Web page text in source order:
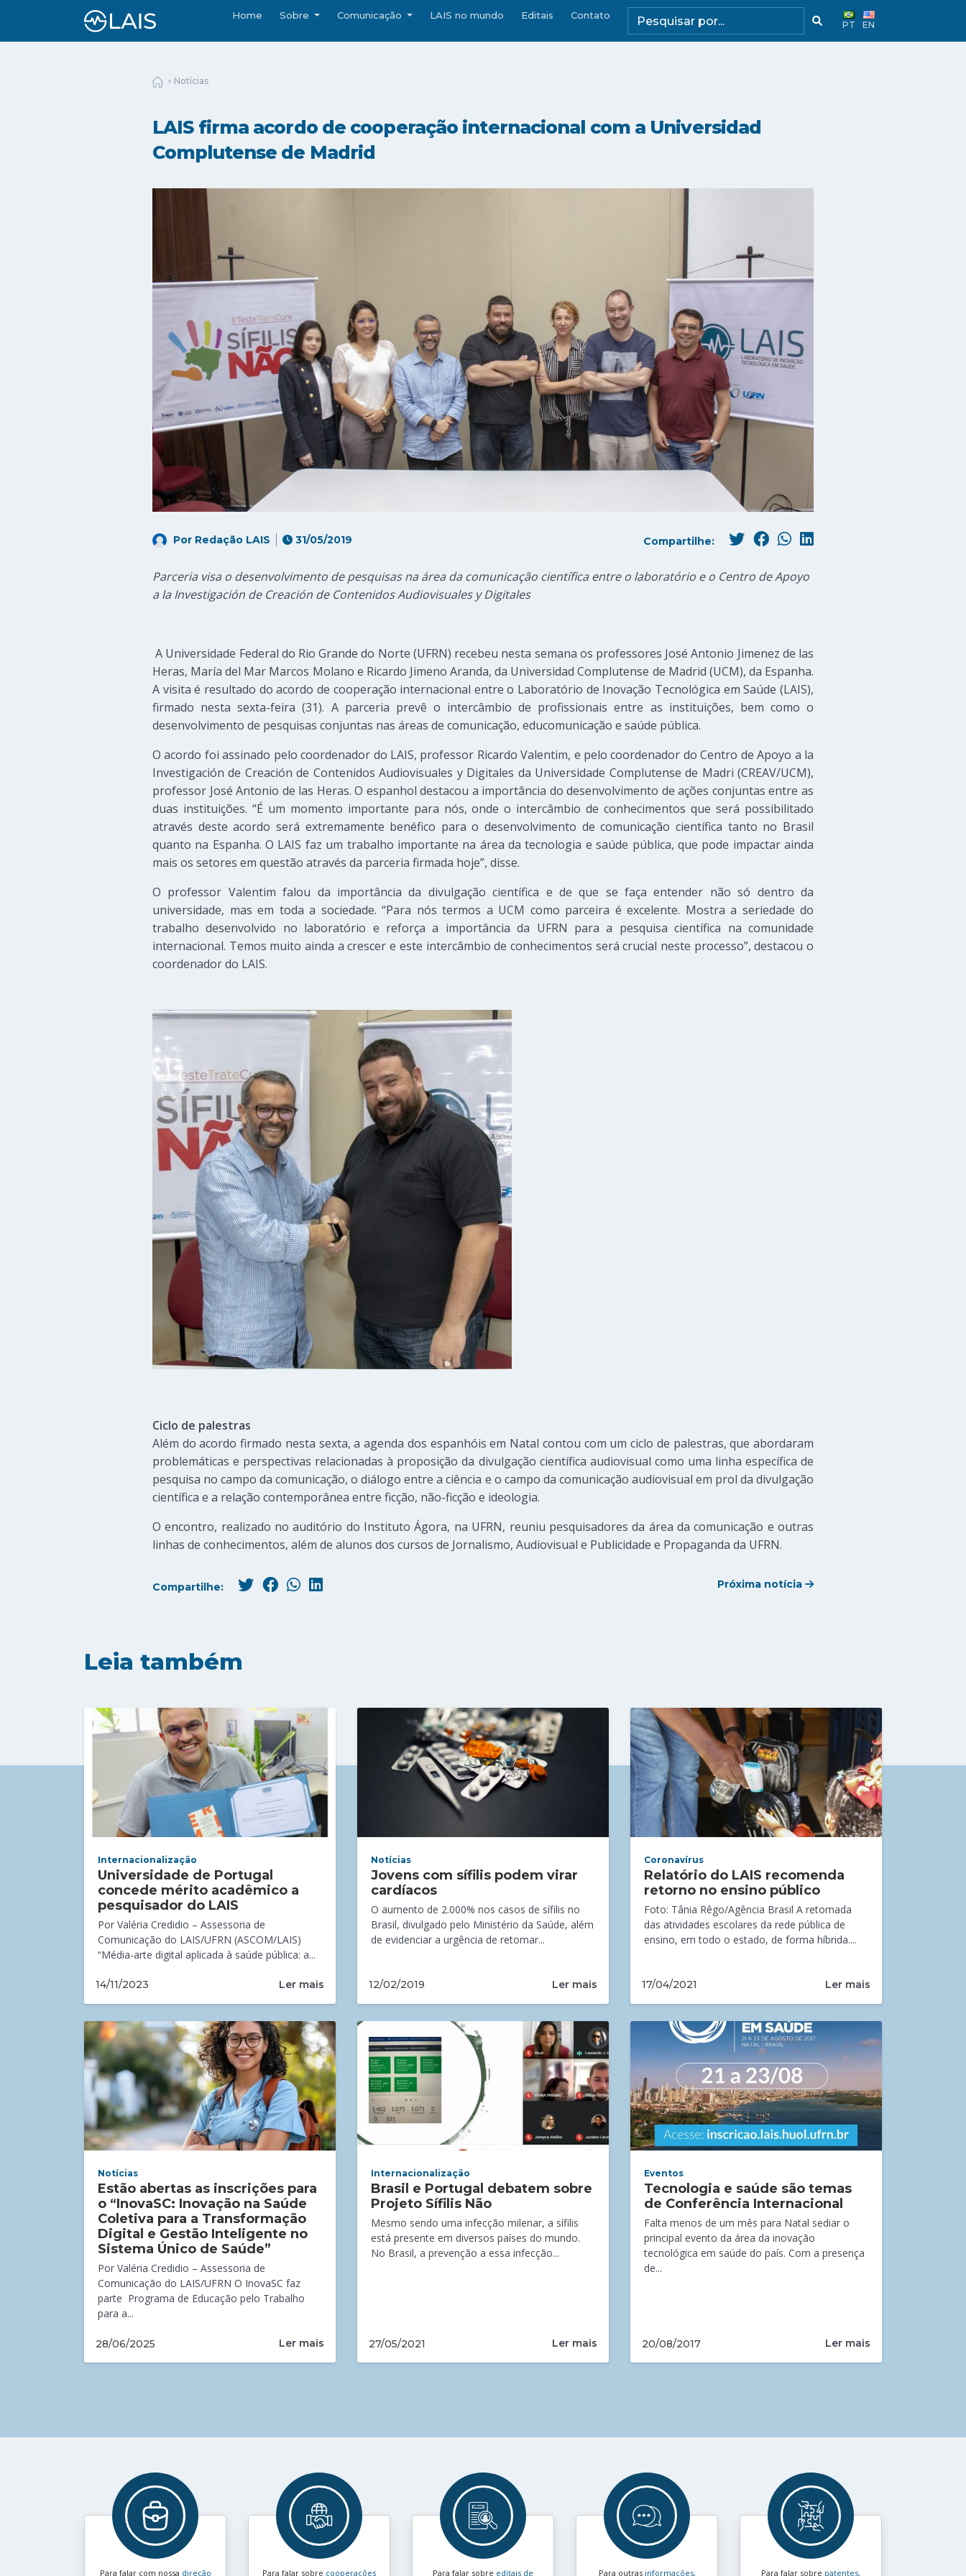
Home Sobre Comunicação LAIS no mundo Editais Contato
PT EN
Notícias
LAIS firma acordo de cooperação internacional com a Universidad
Complutense de Madrid
Por Redação LAIS 31/05/2019 Compartilhe:
Parceria visa o desenvolvimento de pesquisas na área da comunicação científica entre o laboratório e o Centro de Apoyo
a la Investigación de Creación de Contenidos Audiovisuales y Digitales
A Universidade Federal do Rio Grande do Norte (UFRN) recebeu nesta semana os professores José Antonio Jimenez de las
Heras, María del Mar Marcos Molano e Ricardo Jimeno Aranda, da Universidad Complutense de Madrid (UCM), da Espanha.
A visita é resultado do acordo de cooperação internacional entre o Laboratório de Inovação Tecnológica em Saúde (LAIS),
firmado nesta sexta-feira (31). A parceria prevê o intercâmbio de profissionais entre as instituições, bem como o
desenvolvimento de pesquisas conjuntas nas áreas de comunicação, educomunicação e saúde pública.
O acordo foi assinado pelo coordenador do LAIS, professor Ricardo Valentim, e pelo coordenador do Centro de Apoyo a la
Investigación de Creación de Contenidos Audiovisuales y Digitales da Universidade Complutense de Madri (CREAV/UCM),
professor José Antonio de las Heras. O espanhol destacou a importância do desenvolvimento de ações conjuntas entre as
duas instituições. “É um momento importante para nós, onde o intercâmbio de conhecimentos que será possibilitado
através deste acordo será extremamente benéfico para o desenvolvimento de comunicação científica tanto no Brasil
quanto na Espanha. O LAIS faz um trabalho importante na área da tecnologia e saúde pública, que pode impactar ainda
mais os setores em questão através da parceria firmada hoje”, disse.
O professor Valentim falou da importância da divulgação científica e de que se faça entender não só dentro da
universidade, mas em toda a sociedade. “Para nós termos a UCM como parceira é excelente. Mostra a seriedade do
trabalho desenvolvido no laboratório e reforça a importância da UFRN para a pesquisa científica na comunidade
internacional. Temos muito ainda a crescer e este intercâmbio de conhecimentos será crucial neste processo”, destacou o
coordenador do LAIS.
Ciclo de palestras
Além do acordo firmado nesta sexta, a agenda dos espanhóis em Natal contou com um ciclo de palestras, que abordaram
problemáticas e perspectivas relacionadas à proposição da divulgação científica audiovisual como uma linha específica de
pesquisa no campo da comunicação, o diálogo entre a ciência e o campo da comunicação audiovisual em prol da divulgação
científica e a relação contemporânea entre ficção, não-ficção e ideologia.
O encontro, realizado no auditório do Instituto Ágora, na UFRN, reuniu pesquisadores da área da comunicação e outras
linhas de conhecimentos, além de alunos dos cursos de Jornalismo, Audiovisual e Publicidade e Propaganda da UFRN.
Compartilhe: Próxima notícia
Leia também
Internacionalização
Universidade de Portugal
concede mérito acadêmico a
pesquisador do LAIS
Por Valéria Credidio – Assessoria de
Comunicação do LAIS/UFRN (ASCOM/LAIS)
“Média-arte digital aplicada à saúde pública: a...
14/11/2023 Ler mais
Notícias
Jovens com sífilis podem virar
cardíacos
O aumento de 2.000% nos casos de sífilis no
Brasil, divulgado pelo Ministério da Saúde, além
de evidenciar a urgência de retomar...
12/02/2019 Ler mais
Coronavírus
Relatório do LAIS recomenda
retorno no ensino público
Foto: Tânia Rêgo/Agência Brasil A retomada
das atividades escolares da rede pública de
ensino, em todo o estado, de forma híbrida....
17/04/2021 Ler mais
Notícias
Estão abertas as inscrições para
o “InovaSC: Inovação na Saúde
Coletiva para a Transformação
Digital e Gestão Inteligente no
Sistema Único de Saúde”
Por Valéria Credidio – Assessoria de
Comunicação do LAIS/UFRN O InovaSC faz
parte Programa de Educação pelo Trabalho
para a...
28/06/2025 Ler mais
Internacionalização
Brasil e Portugal debatem sobre
Projeto Sífilis Não
Mesmo sendo uma infecção milenar, a sífilis
está presente em diversos países do mundo.
No Brasil, a prevenção a essa infecção...
27/05/2021 Ler mais
Eventos
Tecnologia e saúde são temas
de Conferência Internacional
Falta menos de um mês para Natal sediar o
principal evento da área da inovação
tecnológica em saúde do país. Com a presença
de...
20/08/2017 Ler mais
Para falar com nossa direção Para falar sobre cooperações Para falar sobre editais de Para outras informações, Para falar sobre patentes,